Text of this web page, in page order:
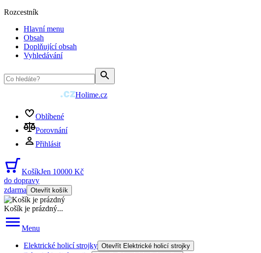
Rozcestník
Hlavní menu
Obsah
Doplňující obsah
Vyhledávání
Holime.cz
Oblíbené
Porovnání
Přihlásit
KošíkJen 10000 Kč
do dopravy
zdarma Otevřít košík
Košík je prázdný...
Menu
Elektrické holicí strojky Otevřít Elektrické holicí strojky